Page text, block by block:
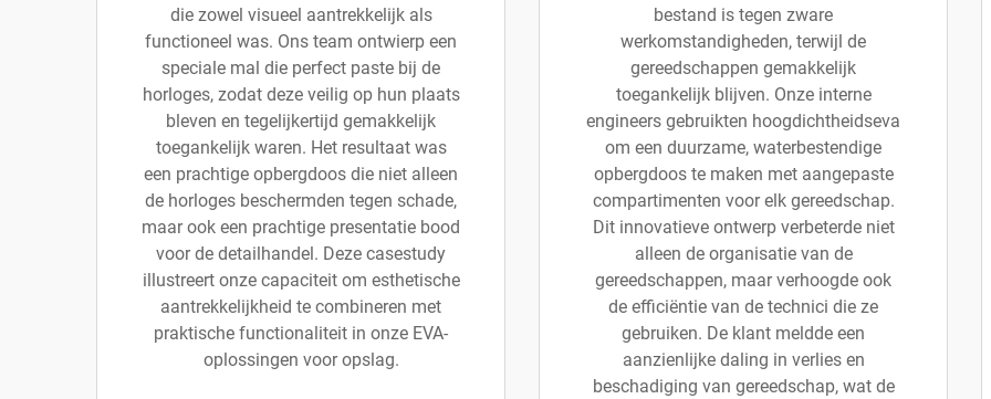
die zowel visueel aantrekkelijk als
functioneel was. Ons team ontwierp een
speciale mal die perfect paste bij de
horloges, zodat deze veilig op hun plaats
bleven en tegelijkertijd gemakkelijk
toegankelijk waren. Het resultaat was
een prachtige opbergdoos die niet alleen
de horloges beschermden tegen schade,
maar ook een prachtige presentatie bood
voor de detailhandel. Deze casestudy
illustreert onze capaciteit om esthetische
aantrekkelijkheid te combineren met
praktische functionaliteit in onze EVA-
oplossingen voor opslag.
bestand is tegen zware
werkomstandigheden, terwijl de
gereedschappen gemakkelijk
toegankelijk blijven. Onze interne
engineers gebruikten hoogdichtheidseva
om een duurzame, waterbestendige
opbergdoos te maken met aangepaste
compartimenten voor elk gereedschap.
Dit innovatieve ontwerp verbeterde niet
alleen de organisatie van de
gereedschappen, maar verhoogde ook
de efficiëntie van de technici die ze
gebruiken. De klant meldde een
aanzienlijke daling in verlies en
beschadiging van gereedschap, wat de